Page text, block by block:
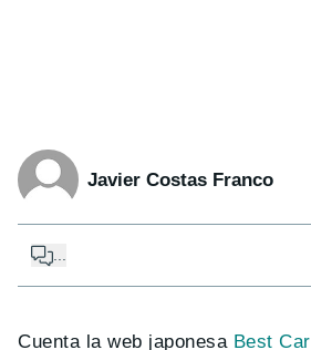
Javier Costas Franco
Cuenta la web japonesa Best Car